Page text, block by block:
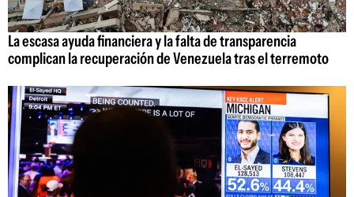
La escasa ayuda financiera y la falta de transparencia
complican la recuperación de Venezuela tras el terremoto